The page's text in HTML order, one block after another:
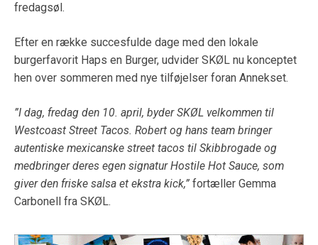
fredagsøl.
Efter en række succesfulde dage med den lokale
burgerfavorit Haps en Burger, udvider SKØL nu konceptet
hen over sommeren med nye tilføjelser foran Annekset.
”I dag, fredag den 10. april, byder SKØL velkommen til
Westcoast Street Tacos. Robert og hans team bringer
autentiske mexicanske street tacos til Skibbrogade og
medbringer deres egen signatur Hostile Hot Sauce, som
giver den friske salsa et ekstra kick,” fortæller Gemma
Carbonell fra SKØL.